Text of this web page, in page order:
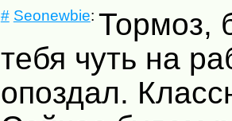
# Seonewbie: Тормоз,
тебя чуть на
опоздал.